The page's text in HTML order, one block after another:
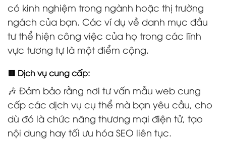
có kinh nghiệm trong ngành hoặc thị trường
ngách của bạn. Các ví dụ về danh mục đầu
tư thể hiện công việc của họ trong các lĩnh
vực tương tự là một điểm cộng.
🟥 Dịch vụ cung cấp:
🎶 Đảm bảo rằng nơi tư vấn mẫu web cung
cấp các dịch vụ cụ thể mà bạn yêu cầu, cho
dù đó là chức năng thương mại điện tử, tạo
nội dung hay tối ưu hóa SEO liên tục.